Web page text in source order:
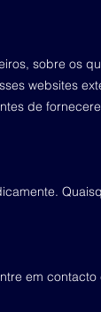
sobre os
websites
de
em